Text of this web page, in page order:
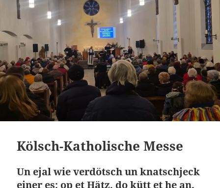
Kölsch-Katholische Messe
Un ejal wie verdötsch un knatschjeck
einer es: op et Hätz, do kütt et he an.